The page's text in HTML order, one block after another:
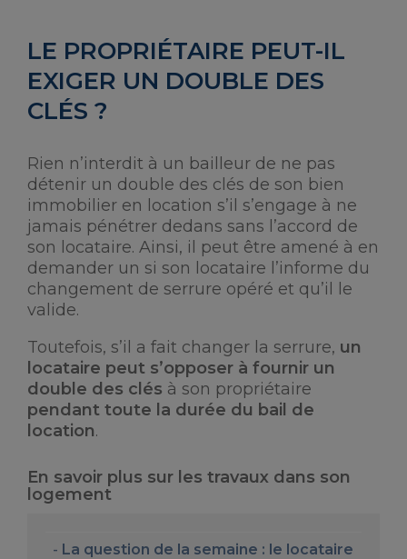
LE PROPRIÉTAIRE PEUT-IL
EXIGER UN DOUBLE DES
CLÉS ?
Rien n’interdit à un bailleur de ne pas
détenir un double des clés de son bien
immobilier en location s’il s’engage à ne
jamais pénétrer dedans sans l’accord de
son locataire. Ainsi, il peut être amené à en
demander un si son locataire l’informe du
changement de serrure opéré et qu’il le
valide.
Toutefois, s’il a fait changer la serrure, un
locataire peut s’opposer à fournir un
double des clés à son propriétaire
pendant toute la durée du bail de
location.
En savoir plus sur les travaux dans son
logement
La question de la semaine : le locataire